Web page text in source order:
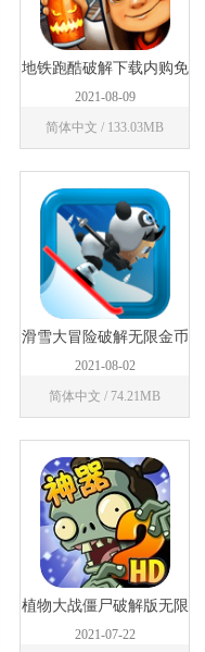
地铁跑酷破解下载内购免
费版
2021-08-09
简体中文 / 133.03MB
滑雪大冒险破解无限金币
版
2021-08-02
简体中文 / 74.21MB
植物大战僵尸破解版无限
钻石版
2021-07-22